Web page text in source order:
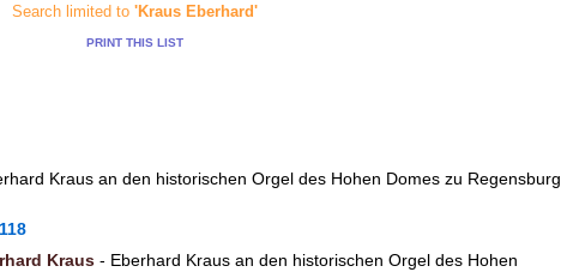
Search limited to 'Kraus Eberhard'
PRINT THIS LIST
Kraus an den historischen Orgel des Hohen Domes zu Regensburg
Kraus - Eberhard Kraus an den historischen Orgel des Hohen